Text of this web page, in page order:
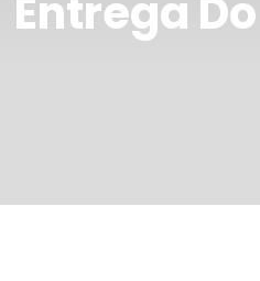
Entrega